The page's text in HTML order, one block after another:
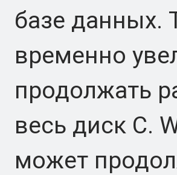
базе данных.
временно
продолжать
весь диск C.
может